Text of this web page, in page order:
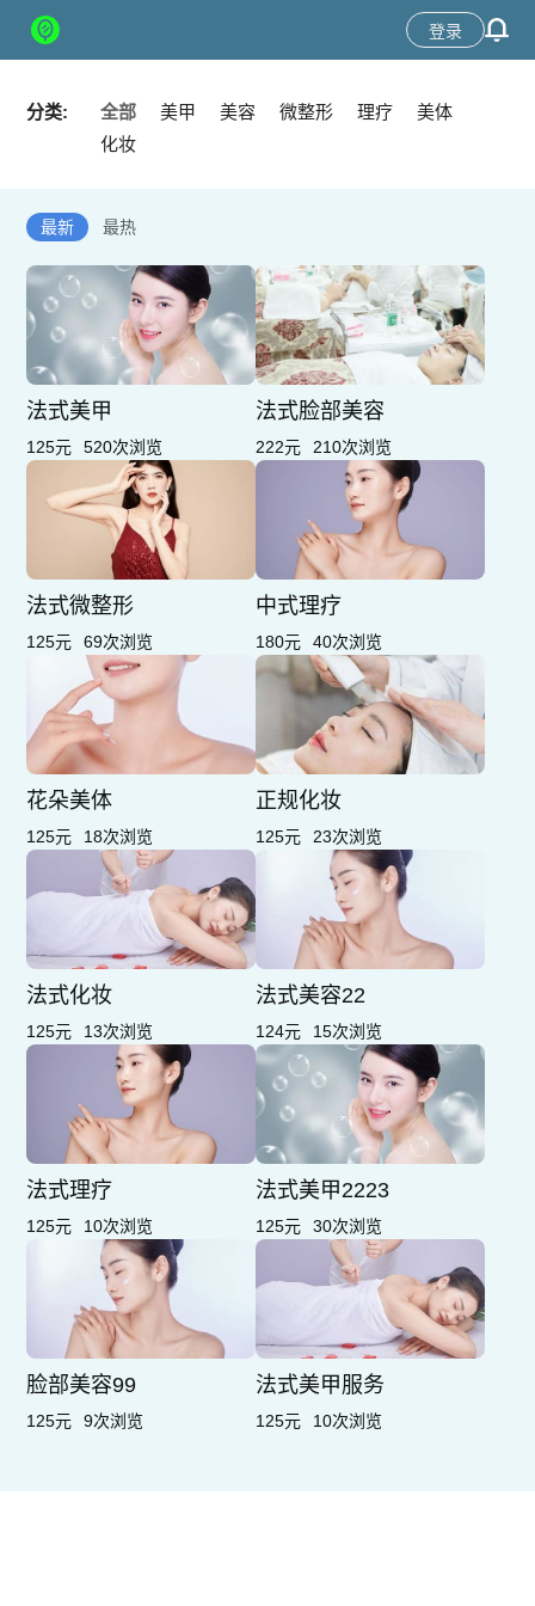
登录
分类: 全部 美甲 美容 微整形 理疗
美体
化妆
最新 最热
法式美甲
125元 520次浏览
法式脸部美容
222元 210次浏览
法式微整形
125元 69次浏览
中式理疗
180元 40次浏览
花朵美体
125元 18次浏览
正规化妆
125元 23次浏览
法式化妆
125元 13次浏览
法式美容22
124元 15次浏览
法式理疗
125元 10次浏览
法式美甲2223
125元 30次浏览
脸部美容99
125元 9次浏览
法式美甲服务
125元 10次浏览